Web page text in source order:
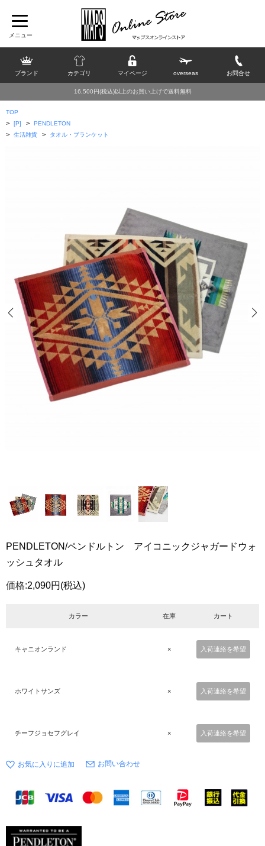
ブランド カテゴリ マイページ overseas お問合せ
16,500円(税込)以上のお買い上げで送料無料
TOP
> [P] > PENDLETON
> 生活雑貨 > タオル・ブランケット
PENDLETON/ペンドルトン アイコニックジャガードウォ
ッシュタオル
価格:2,090円 (税込)
カラー 在庫 カート
キャニオンランド × 入荷連絡を希望
ホワイトサンズ × 入荷連絡を希望
チーフジョセフグレイ × 入荷連絡を希望
お問い合わせ